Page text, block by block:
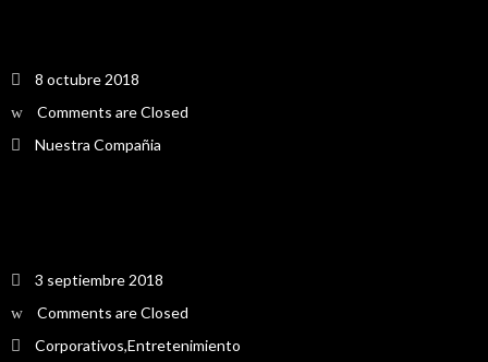
8 octubre 2018
Comments are Closed
Nuestra Compañia
3 septiembre 2018
Comments are Closed
Corporativos,Entretenimiento